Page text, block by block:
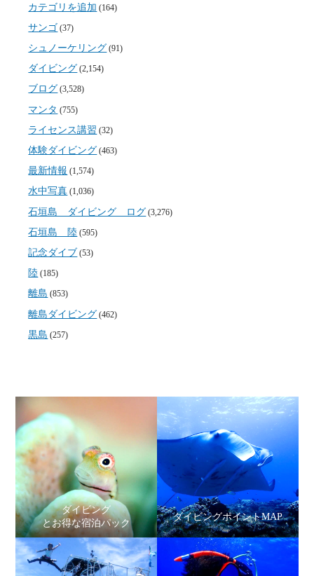
カテゴリを追加 (164)
サンゴ (37)
シュノーケリング (91)
ダイビング (2,154)
ブログ (3,528)
マンタ (755)
ライセンス講習 (32)
体験ダイビング (463)
最新情報 (1,574)
水中写真 (1,036)
石垣島 ダイビング ログ (3,276)
石垣島 陸 (595)
記念ダイブ (53)
陸 (185)
離島 (853)
離島ダイビング (462)
黒島 (257)
ダイビング
とお得な宿泊パック
ダイビングポイントMAP